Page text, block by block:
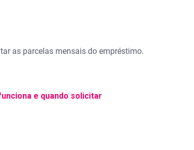
as parcelas mensais do empréstimo.
e quando solicitar